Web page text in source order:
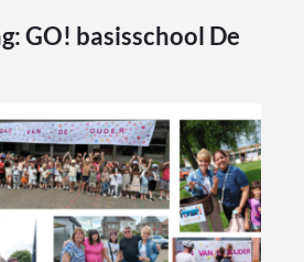
GO! basisschool De